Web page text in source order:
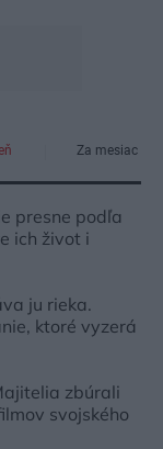
Za mesiac
presne podľa
ich život i
ju rieka.
ktoré vyzerá
zbúrali
svojského